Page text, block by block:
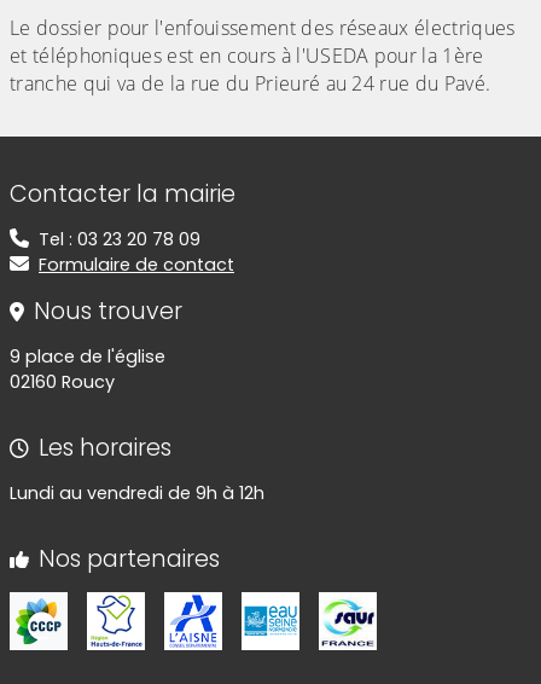
Le dossier pour l'enfouissement des réseaux électriques
et téléphoniques est en cours à l'USEDA pour la 1ère
tranche qui va de la rue du Prieuré au 24 rue du Pavé.
Informations de contact
Contacter la mairie
Tel : 03 23 20 78 09
Formulaire de contact
Nous trouver
9 place de l'église
02160 Roucy
Les horaires
Lundi au vendredi de 9h à 12h
Nos partenaires